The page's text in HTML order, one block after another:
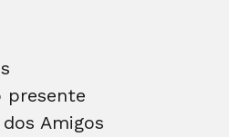
presente
Amigos